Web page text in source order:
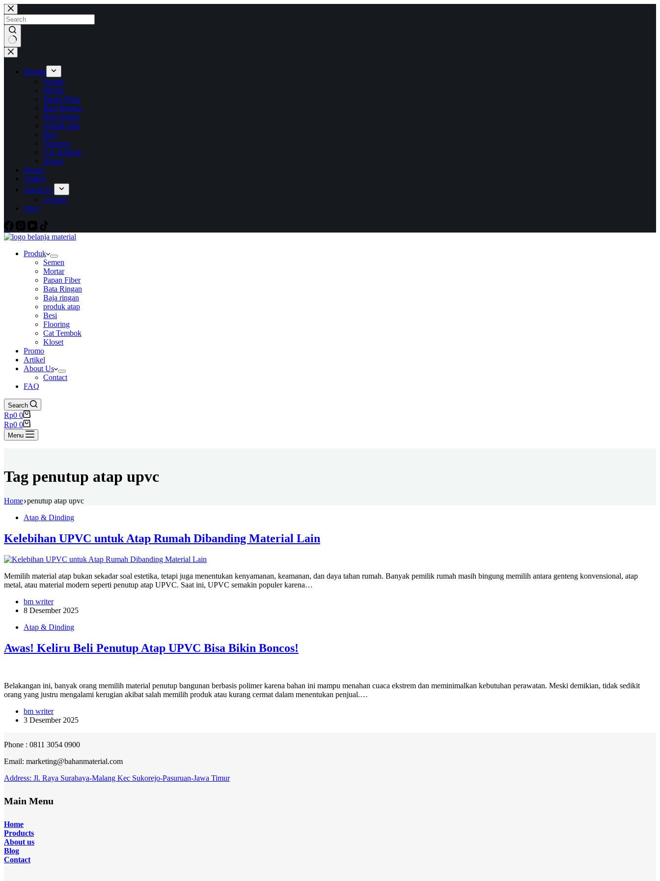
Skip
to
content
No
results
Produk
Semen
Mortar
Papan Fiber
Bata Ringan
Baja ringan
produk atap
Besi
Flooring
Cat Tembok
Kloset
Promo
Artikel
About Us
Contact
FAQ
Produk
Semen
Mortar
Papan Fiber
Bata Ringan
Baja ringan
produk atap
Besi
Flooring
Cat Tembok
Kloset
Promo
Artikel
About Us
Contact
FAQ
Search
Shopping
cart
Rp0 0
Shopping
cart
Rp0 0
Menu
Tag penutup atap upvc
Home penutup atap upvc
Atap & Dinding
Kelebihan UPVC untuk Atap Rumah Dibanding Material Lain
Memilih material atap bukan sekadar soal estetika, tetapi juga menentukan kenyamanan, keamanan, dan daya tahan rumah. Banyak pemilik rumah masih bingung memilih antara genteng konvensional, atap
metal, atau material modern seperti penutup atap UPVC. Saat ini, UPVC semakin populer karena…
bm writer
8 Desember 2025
Atap & Dinding
Awas! Keliru Beli Penutup Atap UPVC Bisa Bikin Boncos!
Belakangan ini, banyak orang memilih material penutup bangunan berbasis polimer karena bahan ini mampu menahan cuaca ekstrem dan meminimalkan kebutuhan perawatan. Meski demikian, tidak sedikit
orang yang justru mengalami kerugian akibat salah memilih produk atau kurang cermat dalam menentukan penjual.…
bm writer
3 Desember 2025
Phone : 0811 3054 0900
Email: marketing@bahanmaterial.com
Address: Jl. Raya Surabaya-Malang Kec Sukorejo-Pasuruan-Jawa Timur
Main Menu
Home
Products
About us
Blog
Contact